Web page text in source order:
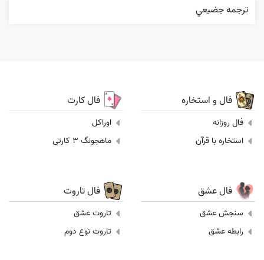
ترجمه جضيعي
فال و استخاره
فال روزانه
استخاره با قرآن
فال کارت
اوراکل
ماهجونگ 3 کارتی
فال عشق
سنجش عشق
رابطه عشق
فال تاروت
تاروت عشق
تاروت نوع دوم